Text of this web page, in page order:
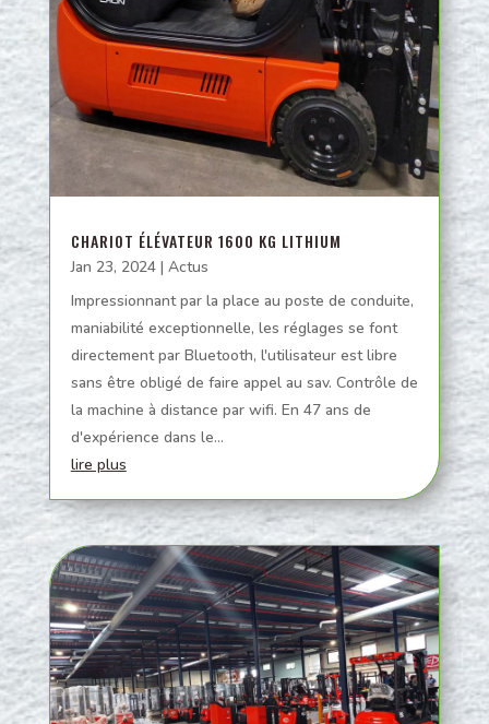
CHARIOT ÉLÉVATEUR 1600 KG LITHIUM
Jan 23, 2024| Actus
Impressionnant par la place au poste de conduite,
maniabilité exceptionnelle, les réglages se font
directement par Bluetooth, l'utilisateur est libre
sans être obligé de faire appel au sav. Contrôle de
la machine à distance par wifi. En 47 ans de
d'expérience dans le...
lire plus